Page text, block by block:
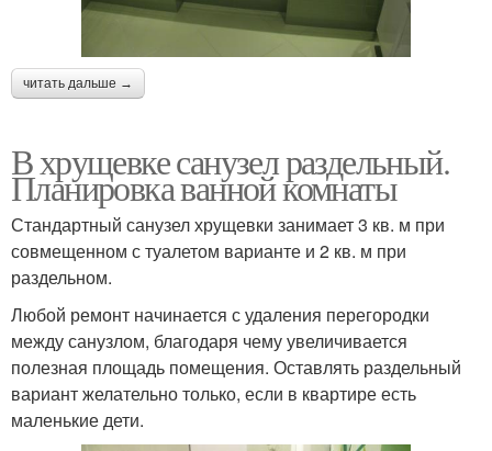
читать дальше →
В хрущевке санузел раздельный.
Планировка ванной комнаты
Стандартный санузел хрущевки занимает 3 кв. м при
совмещенном с туалетом варианте и 2 кв. м при
раздельном.
Любой ремонт начинается с удаления перегородки
между санузлом, благодаря чему увеличивается
полезная площадь помещения. Оставлять раздельный
вариант желательно только, если в квартире есть
маленькие дети.